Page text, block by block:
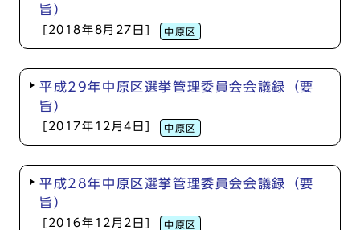
旨）
[2018年8月27日] 中原区
平成29年中原区選挙管理委員会会議録（要
旨）
[2017年12月4日] 中原区
平成28年中原区選挙管理委員会会議録（要
旨）
[2016年12月2日] 中原区